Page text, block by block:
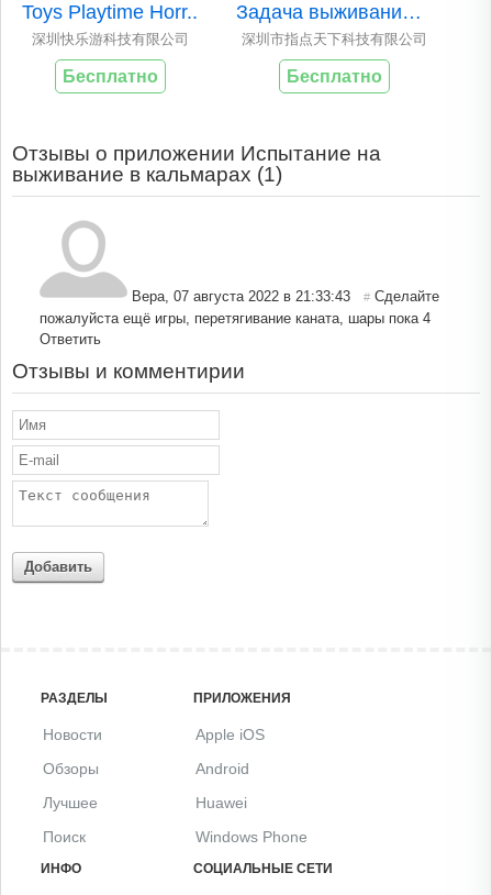
Toys Playtime Horr..
深圳快乐游科技有限公司
Бесплатно
Задача выживания к..
深圳市指点天下科技有限公司
Бесплатно
Отзывы о приложении Испытание на
выживание в кальмарах (1)
Вера, 07 августа 2022 в 21:33:43 # Сделайте
пожалуйста ещё игры, перетягивание каната, шары пока 4
Ответить
Отзывы и комментирии
Добавить
РАЗДЕЛЫ
Новости
Обзоры
Лучшее
Поиск
ПРИЛОЖЕНИЯ
Apple iOS
Android
Huawei
Windows Phone
ИНФО СОЦИАЛЬНЫЕ СЕТИ